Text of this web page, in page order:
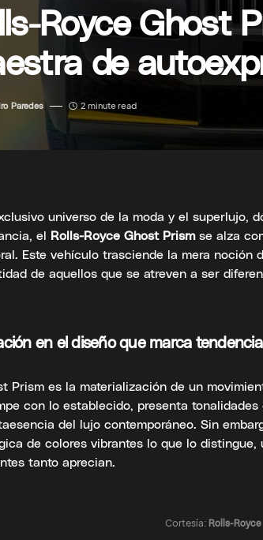
Royce Ghost
de
Paredes 2 minute read
universo de la moda y el superlujo,
el Rolls-Royce Ghost Prismse alza
Este vehículo trasciende la mera noción
de aquellos que se atreven a ser
en el diseño que marca tendencia
Prism es la materialización de un
con lo establecido, presenta
del lujo contemporáneo. Sin
de colores vibrantes lo que lo
tanto aprecian.
Cortesía: Rolls-Royce